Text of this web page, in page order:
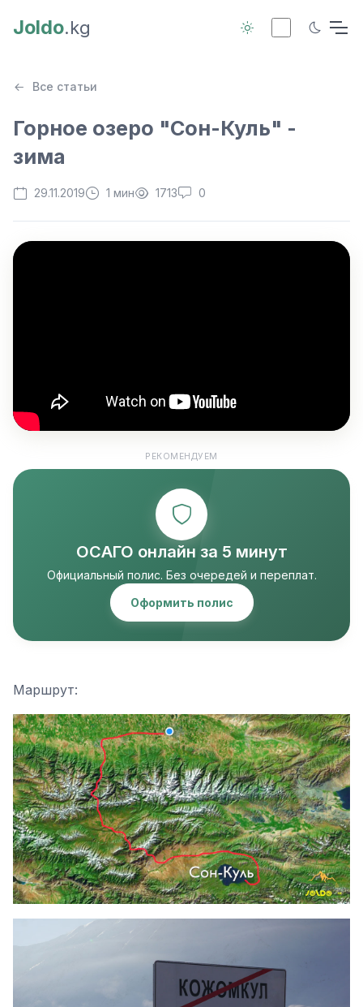
Joldo.kg
Все статьи
Горное озеро "Сон-Куль" -
зима
29.11.2019 1 мин 1713 0
РЕКОМЕНДУЕМ
ОСАГО онлайн за 5 минут
Официальный полис. Без очередей и переплат.
Оформить полис
Маршрут: